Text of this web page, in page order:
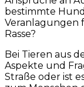
bestimmte
Veranlagungen
Rasse?
Bei Tieren aus
Aspekte und
Straße oder ist